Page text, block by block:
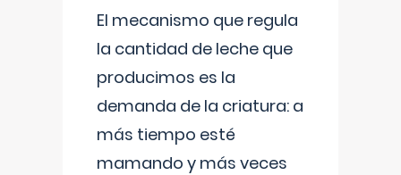
El mecanismo que regula
la cantidad de leche que
producimos es la
demanda de la criatura: a
más tiempo esté
mamando y más veces